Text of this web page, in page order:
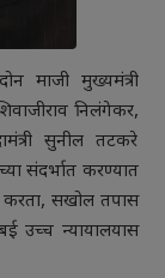
माजी मुख्यमंत्री
निलंगेकर,
सुनील तटकरे
संदर्भात करण्यात
सखोल तपास
उच्च न्यायालयास